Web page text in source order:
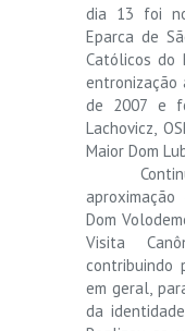
dia 13 foi
Eparca de
Católicos do
entronização
de 2007 e
Lachovicz,
Maior Dom
Dom
Visita
contribuindo
em geral,
da